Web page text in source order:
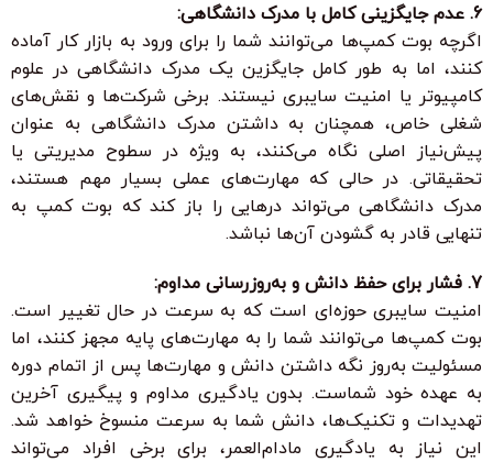
6. عدم جایگزینی کامل با مدرک دانشگاهی:
اگرچه بوت کمپ‌ها می‌توانند شما را برای ورود به بازار کار آماده
کنند، اما به طور کامل جایگزین یک مدرک دانشگاهی در علوم
کامپیوتر یا امنیت سایبری نیستند. برخی شرکت‌ها و نقش‌های
شغلی خاص، همچنان به داشتن مدرک دانشگاهی به عنوان
پیش‌نیاز اصلی نگاه می‌کنند، به ویژه در سطوح مدیریتی یا
تحقیقاتی. در حالی که مهارت‌های عملی بسیار مهم هستند،
مدرک دانشگاهی می‌تواند درهایی را باز کند که بوت کمپ به
تنهایی قادر به گشودن آن‌ها نباشد.
7. فشار برای حفظ دانش و به‌روزرسانی مداوم:
امنیت سایبری حوزه‌ای است که به سرعت در حال تغییر است.
بوت کمپ‌ها می‌توانند شما را به مهارت‌های پایه مجهز کنند، اما
مسئولیت به‌روز نگه داشتن دانش و مهارت‌ها پس از اتمام دوره
به عهده خود شماست. بدون یادگیری مداوم و پیگیری آخرین
تهدیدات و تکنیک‌ها، دانش شما به سرعت منسوخ خواهد شد.
این نیاز به یادگیری مادام‌العمر، برای برخی افراد می‌تواند